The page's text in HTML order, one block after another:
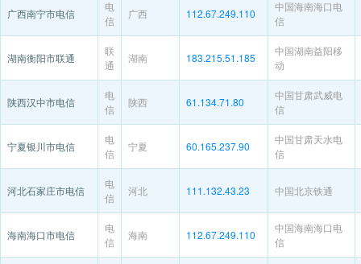
广西南宁市电信
电
信
广西 112.67.249.110
中国海南海口电
信
湖南衡阳市联通
联
通
湖南 183.215.51.185
中国湖南益阳移
动
陕西汉中市电信
电
信
陕西 61.134.71.80
中国甘肃武威电
信
宁夏银川市电信
电
信
宁夏 60.165.237.90
中国甘肃天水电
信
河北石家庄市电信
电
信
河北 111.132.43.23 中国北京铁通
海南海口市电信
电
信
海南 112.67.249.110
中国海南海口电
信